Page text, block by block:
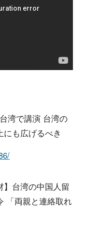
湾で講演 台湾の
も広げるべき
】台湾の中国人留
「両親と連絡取れ